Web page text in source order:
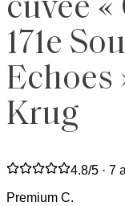
cuvée «
171e
Echoes
Krug
4.8/5 · 7
Premium C.